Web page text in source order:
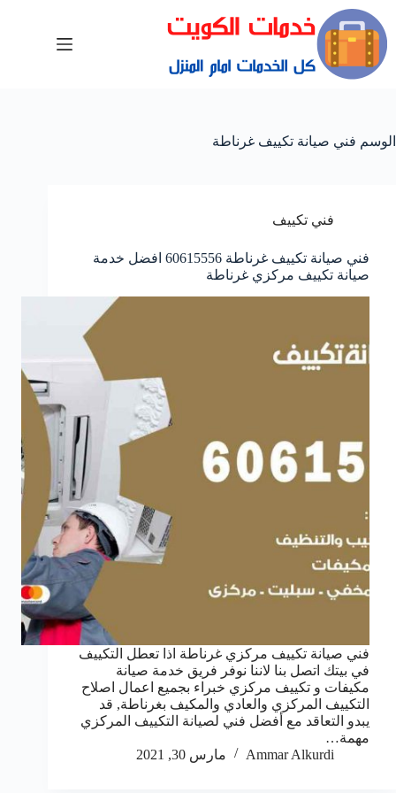
الوسم فني صيانة تكييف غرناطة
فني تكييف
فني صيانة تكييف غرناطة 60615556 افضل خدمة
صيانة تكييف مركزي غرناطة
فني صيانة تكييف مركزي غرناطة اذا تعطل التكييف
في بيتك اتصل بنا لاننا نوفر فريق خدمة صيانة
مكيفات و تكييف مركزي خبراء بجميع اعمال اصلاح
التكييف المركزي والعادي والمكيف بغرناطة, قد
يبدو التعاقد مع أفضل فني لصيانة التكييف المركزي
مهمة…
Ammar Alkurdi
مارس 30, 2021